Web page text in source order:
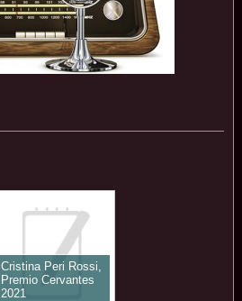
Cristina Peri Rossi,
Premio Cervantes
2021